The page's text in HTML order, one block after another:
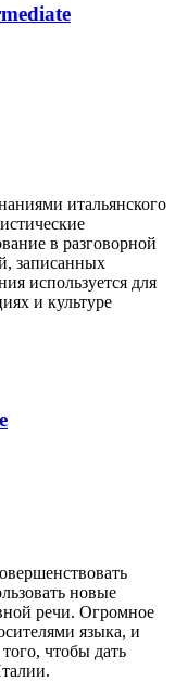
итальянского
в разговорной
записанных
используется для
и культуре
новые
речи. Огромное
языка, и
чтобы дать